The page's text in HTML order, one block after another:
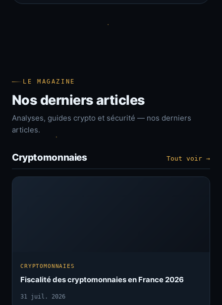
LE MAGAZINE
Nos derniers articles
Analyses, guides crypto et sécurité — nos derniers
articles.
Cryptomonnaies Tout voir →
CRYPTOMONNAIES
Fiscalité des cryptomonnaies en France 2026
31 juil. 2026